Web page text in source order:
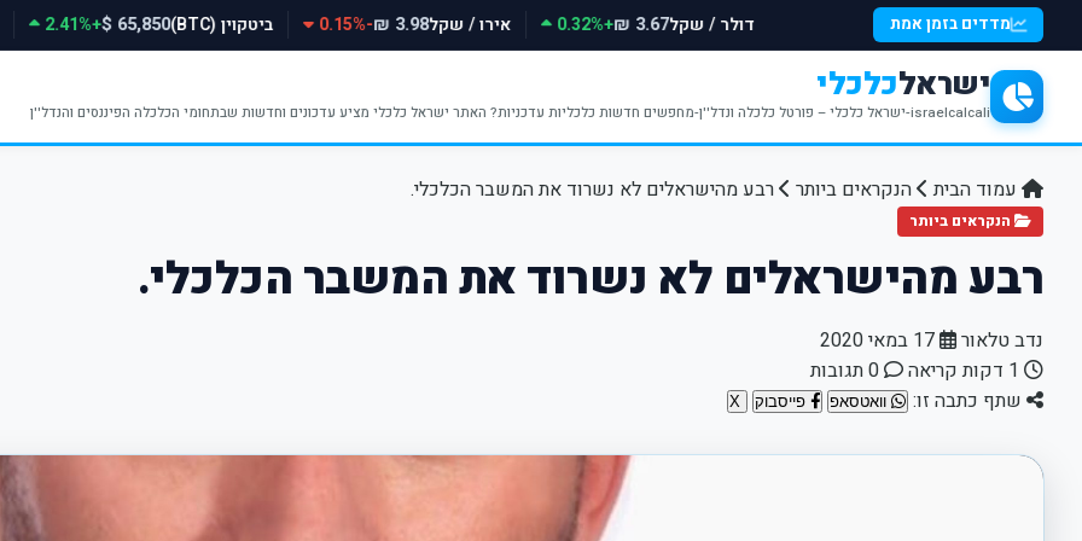
מדדים בזמן אמת דולר / שקל3.67 ₪
+0.32% אירו / שקל3.98 ₪
-0.15% ביטקוין (BTC) 65,850 $
+2.41%
ישראלכלכלי
israelcalcali-ישראל כלכלי – פורטל כלכלה ונדל''ן-מחפשים חדשות כלכליות עדכניות? האתר ישראל כלכלי מציע עדכונים וחדשות שבתחומי הכלכלה הפיננסים והנדל''ן
עמוד הבית הנקראים ביותר רבע מהישראלים לא נשרוד את המשבר הכלכלי.
הנקראים ביותר
רבע מהישראלים לא נשרוד את המשבר הכלכלי.
נדב טלאור
שתף כתבה זו:
וואטסאפ פייסבוק